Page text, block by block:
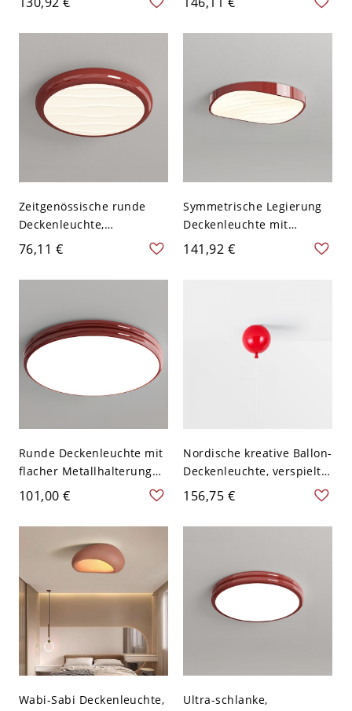
handgefertigtes Boho-
Dekor - Rot 110V-120V
Schlafzimmer oder Flur,
Sanftes Leuchten -
Zeitgenössische runde
Deckenleuchte,
strukturierter Wellen-
Acrylschirm, Metallrand-
Fassung - Rot 110V-120V
76,11 €
Symmetrische Legierung
Deckenleuchte mit
Acrylschirm für LED
geeignet - Rot 110V-120V
141,92 €
Runde Deckenleuchte mit
flacher Metallhalterung
und PMMA-Schirm - Rot
110V-120V 40,64 cm
Dreistufiges Dimmen
101,00 €
Nordische kreative Ballon-
Deckenleuchte, verspielte
Kinderzimmerlampe mit
Zugschalter - Rot 110V-
120V 20,32 cm
156,75 €
Wabi-Sabi Deckenleuchte,
Ultra-schlanke,